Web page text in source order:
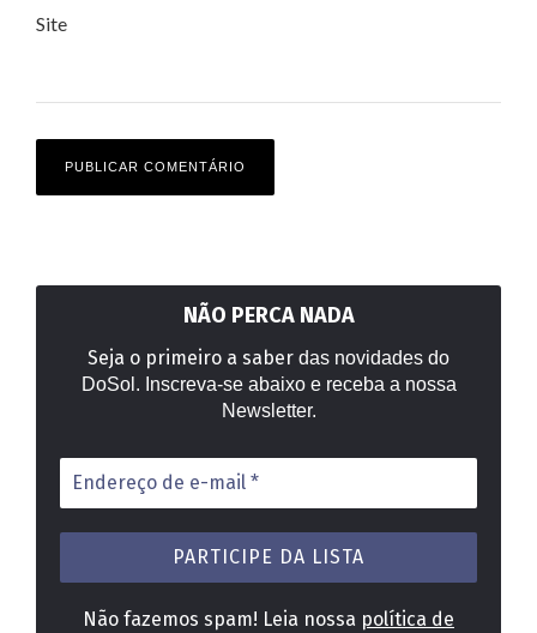
Site
NÃO PERCA NADA
Seja o primeiro a saber das novidades do
DoSol. Inscreva-se abaixo e receba a nossa
Newsletter.
Endereço
de
e-
mail
Não fazemos spam! Leia nossa política de